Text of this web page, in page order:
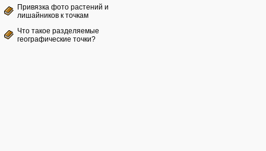
Привязка фото растений и
лишайников к точкам
Что такое разделяемые
географические точки?